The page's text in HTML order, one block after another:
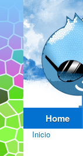
Menú principal
Home
Inicio